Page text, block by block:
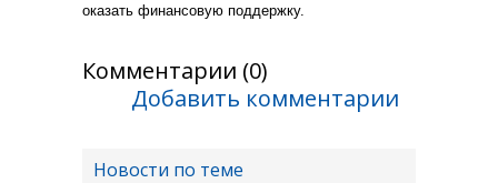
оказать финансовую поддержку.
Комментарии (0)
Добавить комментарии
Новости по теме